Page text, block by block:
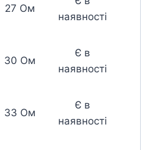
27 Ом
наявності
30 Ом
Є в
наявності
33 Ом
Є в
наявності